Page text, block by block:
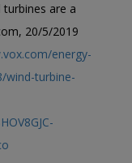
turbines are a
20/5/2019
energy-
wind-turbine-